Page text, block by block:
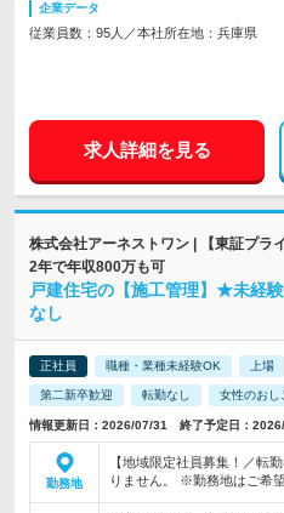
企業データ
従業員数：95人／本社所在地：兵庫県
求人詳細を見る
株式会社アーネストワン | 【東証プ
2年で年収800万も可
戸建住宅の【施工管理】★未経
なし
正社員 職種・業種未経験OK 上場
第二新卒歓迎 転勤なし 女性のおし
情報更新日：2026/07/31 終了予定日：
勤務地
【地域限定社員募集！／転
りません。 ※勤務地はご希